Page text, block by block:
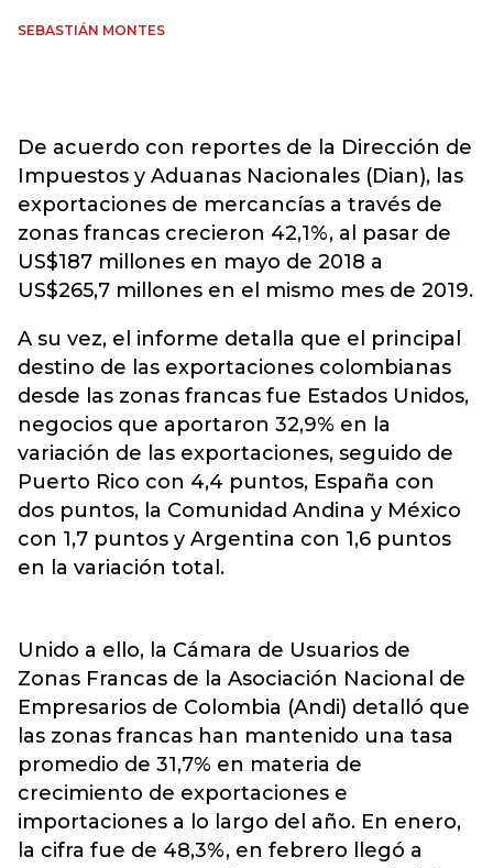
SEBASTIÁN MONTES
De acuerdo con reportes de la Dirección de
Impuestos y Aduanas Nacionales (Dian), las
exportaciones de mercancías a través de
zonas francas crecieron 42,1%, al pasar de
US$187 millones en mayo de 2018 a
US$265,7 millones en el mismo mes de 2019.
A su vez, el informe detalla que el principal
destino de las exportaciones colombianas
desde las zonas francas fue Estados Unidos,
negocios que aportaron 32,9% en la
variación de las exportaciones, seguido de
Puerto Rico con 4,4 puntos, España con
dos puntos, la Comunidad Andina y México
con 1,7 puntos y Argentina con 1,6 puntos
en la variación total.
Unido a ello, la Cámara de Usuarios de
Zonas Francas de la Asociación Nacional de
Empresarios de Colombia (Andi) detalló que
las zonas francas han mantenido una tasa
promedio de 31,7% en materia de
crecimiento de exportaciones e
importaciones a lo largo del año. En enero,
la cifra fue de 48,3%, en febrero llegó a